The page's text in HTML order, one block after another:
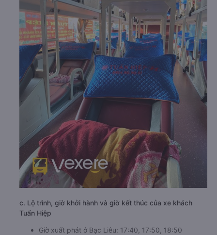
c. Lộ trình, giờ khởi hành và giờ kết thúc của xe khách
Tuấn Hiệp
Giờ xuất phát ở Bạc Liêu: 17:40, 17:50, 18:50